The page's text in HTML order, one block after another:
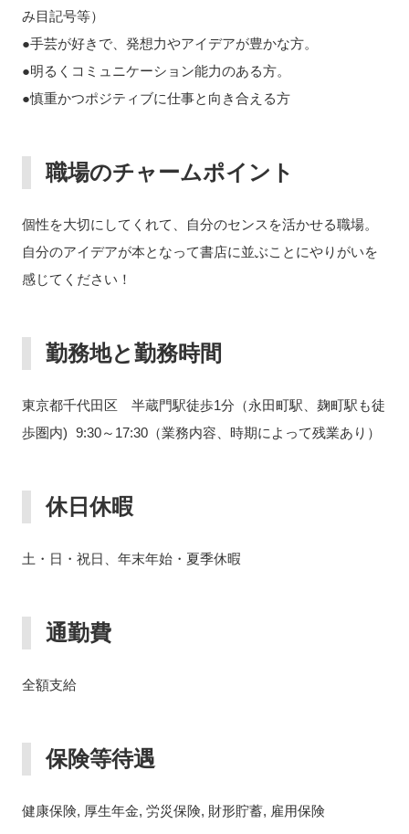
み目記号等）
●手芸が好きで、発想力やアイデアが豊かな方。
●明るくコミュニケーション能力のある方。
●慎重かつポジティブに仕事と向き合える方
職場のチャームポイント
個性を大切にしてくれて、自分のセンスを活かせる職場。
自分のアイデアが本となって書店に並ぶことにやりがいを
感じてください！
勤務地と勤務時間
東京都千代田区 半蔵門駅徒歩1分（永田町駅、麹町駅も徒
歩圏内) 9:30～17:30（業務内容、時期によって残業あり）
休日休暇
土・日・祝日、年末年始・夏季休暇
通勤費
全額支給
保険等待遇
健康保険, 厚生年金, 労災保険, 財形貯蓄, 雇用保険